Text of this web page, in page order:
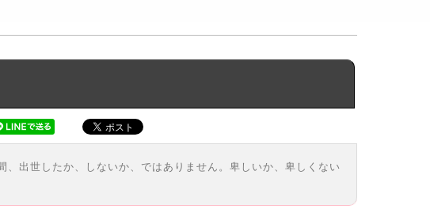
出世したか、しないか、ではありません。卑しいか、卑しくない